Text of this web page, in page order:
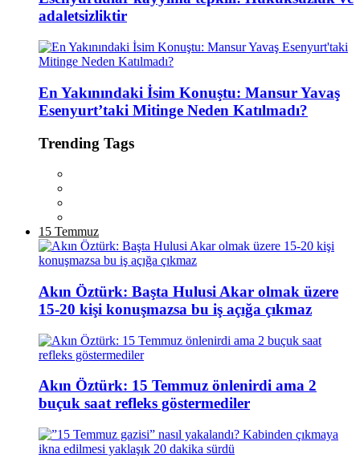
adaletsizliktir
En Yakınındaki İsim Konuştu: Mansur Yavaş
Esenyurt’taki Mitinge Neden Katılmadı?
Trending Tags
15 Temmuz
Akın Öztürk: Başta Hulusi Akar olmak üzere
15-20 kişi konuşmazsa bu iş açığa çıkmaz
Akın Öztürk: 15 Temmuz önlenirdi ama 2
buçuk saat refleks göstermediler